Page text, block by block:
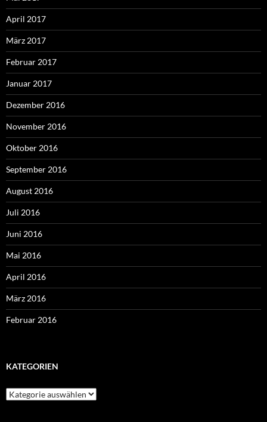
April 2017
März 2017
Februar 2017
Januar 2017
Dezember 2016
November 2016
Oktober 2016
September 2016
August 2016
Juli 2016
Juni 2016
Mai 2016
April 2016
März 2016
Februar 2016
KATEGORIEN
Kategorien